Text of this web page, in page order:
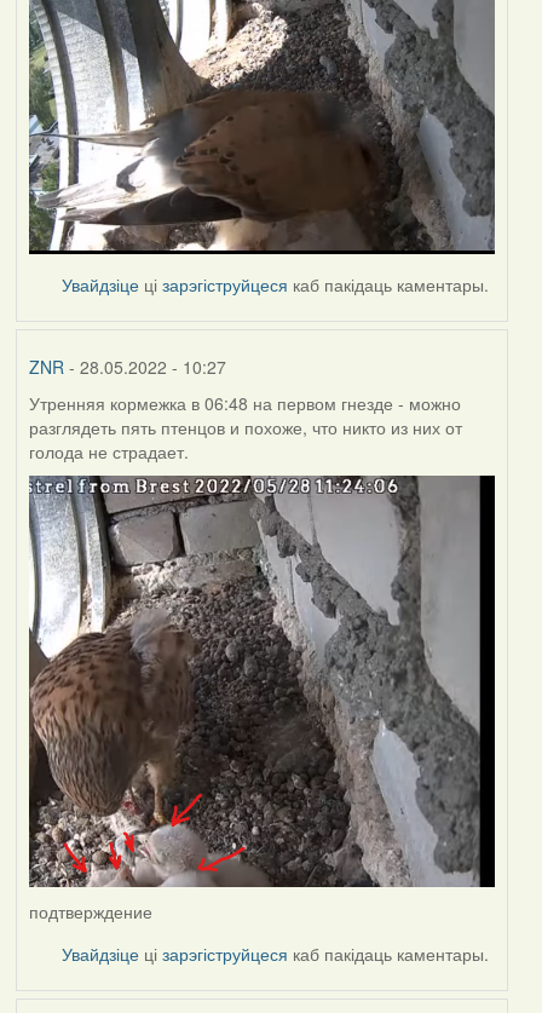
Увайдзіце цізарэгіструйцеся каб пакідаць каментары.
ZNR - 28.05.2022 - 10:27
Утренняя кормежка в 06:48 на первом гнезде - можно
разглядеть пять птенцов и похоже, что никто из них от
голода не страдает.
подтверждение
Увайдзіце цізарэгіструйцеся каб пакідаць каментары.